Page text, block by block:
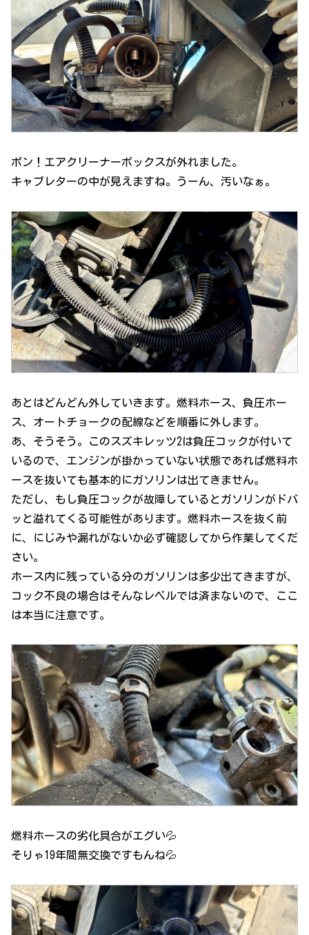
ポン！エアクリーナーボックスが外れました。
キャブレターの中が見えますね。うーん、汚いなぁ。
あとはどんどん外していきます。燃料ホース、負圧ホー
ス、オートチョークの配線などを順番に外します。
あ、そうそう。このスズキレッツ2は負圧コックが付いて
いるので、エンジンが掛かっていない状態であれば燃料ホ
ースを抜いても基本的にガソリンは出てきません。
ただし、もし負圧コックが故障しているとガソリンがドバ
ッと溢れてくる可能性があります。燃料ホースを抜く前
に、にじみや漏れがないか必ず確認してから作業してくだ
さい。
ホース内に残っている分のガソリンは多少出てきますが、
コック不良の場合はそんなレベルでは済まないので、ここ
は本当に注意です。
燃料ホースの劣化具合がエグい💦
そりゃ19年間無交換ですもんね💦